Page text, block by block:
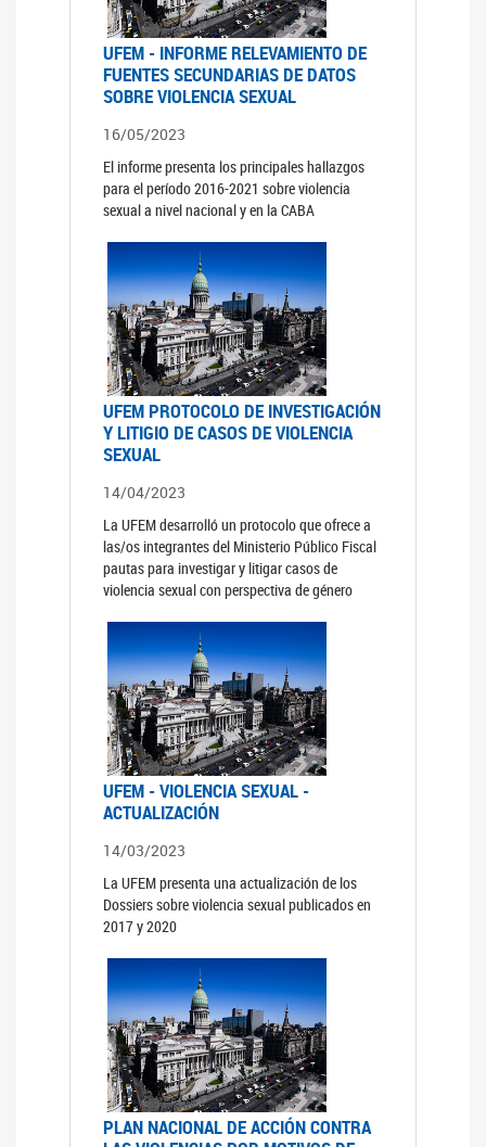
UFEM - INFORME RELEVAMIENTO DE
FUENTES SECUNDARIAS DE DATOS
SOBRE VIOLENCIA SEXUAL
16/05/2023
El informe presenta los principales hallazgos
para el período 2016-2021 sobre violencia
sexual a nivel nacional y en la CABA
UFEM PROTOCOLO DE INVESTIGACIÓN
Y LITIGIO DE CASOS DE VIOLENCIA
SEXUAL
14/04/2023
La UFEM desarrolló un protocolo que ofrece a
las/os integrantes del Ministerio Público Fiscal
pautas para investigar y litigar casos de
violencia sexual con perspectiva de género
UFEM - VIOLENCIA SEXUAL -
ACTUALIZACIÓN
14/03/2023
La UFEM presenta una actualización de los
Dossiers sobre violencia sexual publicados en
2017 y 2020
PLAN NACIONAL DE ACCIÓN CONTRA